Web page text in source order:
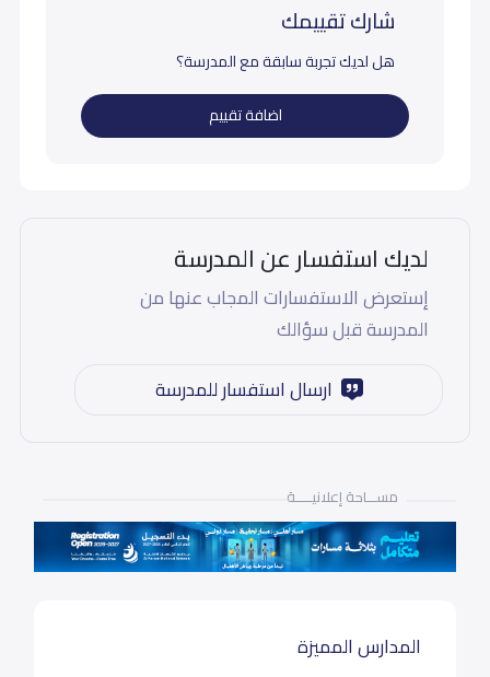
شارك تقييمك
هل لديك تجربة سابقة مع المدرسة؟
اضافة تقييم
لديك استفسار عن المدرسة
إستعرض الاستفسارات المجاب عنها من
المدرسة قبل سؤالك
ارسال استفسار للمدرسة
مســـاحة إعلانيـــــة
المدارس المميزة